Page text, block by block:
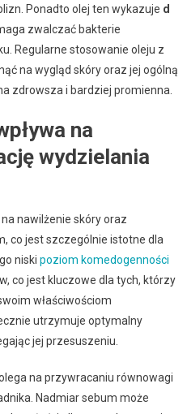
Ponadto olej ten wykazuje d
zwalczać bakterie
Regularne stosowanie oleju z
na wygląd skóry oraz jej ogólną
zdrowsza i bardziej promienna.
na
wydzielania
nawilżenie skóry oraz
co jest szczególnie istotne dla
niski poziom komedogenności
co jest kluczowe dla tych, którzy
właściwościom
utrzymuje optymalny
jej przesuszeniu.
na przywracaniu równowagi
Nadmiar sebum może